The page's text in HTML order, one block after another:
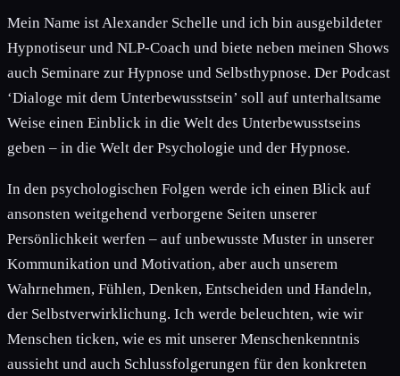
Mein Name ist Alexander Schelle und ich bin ausgebildeter
Hypnotiseur und NLP-Coach und biete neben meinen Shows
auch Seminare zur Hypnose und Selbsthypnose. Der Podcast
‘Dialoge mit dem Unterbewusstsein’ soll auf unterhaltsame
Weise einen Einblick in die Welt des Unterbewusstseins
geben – in die Welt der Psychologie und der Hypnose.
In den psychologischen Folgen werde ich einen Blick auf
ansonsten weitgehend verborgene Seiten unserer
Persönlichkeit werfen – auf unbewusste Muster in unserer
Kommunikation und Motivation, aber auch unserem
Wahrnehmen, Fühlen, Denken, Entscheiden und Handeln,
der Selbstverwirklichung. Ich werde beleuchten, wie wir
Menschen ticken, wie es mit unserer Menschenkenntnis
aussieht und auch Schlussfolgerungen für den konkreten